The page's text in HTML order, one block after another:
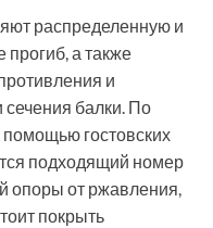
распределенную и
прогиб, а также
и
балки. По
гостовских
подходящий номер
опоры от ржавления,
покрыть